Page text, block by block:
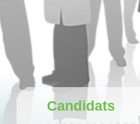
Candidats